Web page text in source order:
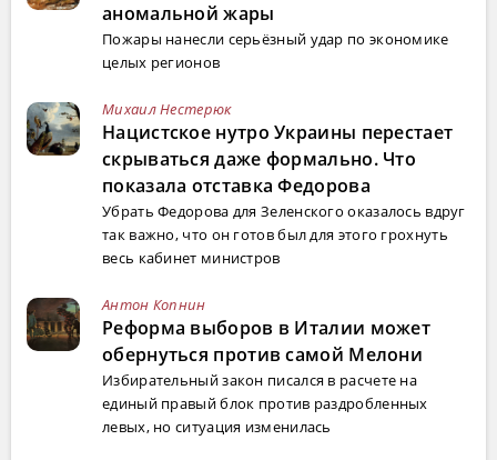
аномальной жары
Пожары нанесли серьёзный удар по экономике
целых регионов
Михаил Нестерюк
Нацистское нутро Украины перестает
скрываться даже формально. Что
показала отставка Федорова
Убрать Федорова для Зеленского оказалось вдруг
так важно, что он готов был для этого грохнуть
весь кабинет министров
Антон Копнин
Реформа выборов в Италии может
обернуться против самой Мелони
Избирательный закон писался в расчете на
единый правый блок против раздробленных
левых, но ситуация изменилась